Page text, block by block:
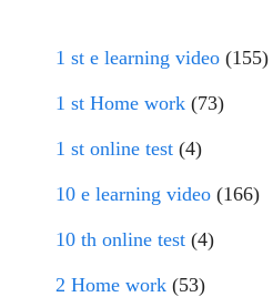
1 st e learning video (155)
1 st Home work (73)
1 st online test (4)
10 e learning video (166)
10 th online test (4)
2 Home work (53)